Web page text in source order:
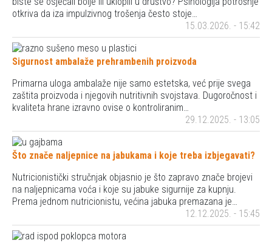
otkriva da iza impulzivnog trošenja često stoje…
15.03.2026. - 15:42
Sigurnost ambalaže prehrambenih proizvoda
Primarna uloga ambalaže nije samo estetska, već prije svega
zaštita proizvoda i njegovih nutritivnih svojstava. Dugoročnost i
kvaliteta hrane izravno ovise o kontroliranim…
29.12.2025. - 13:05
Što znače naljepnice na jabukama i koje treba izbjegavati?
Nutricionistički stručnjak objasnio je što zapravo znače brojevi
na naljepnicama voća i koje su jabuke sigurnije za kupnju.
Prema jednom nutricionistu, većina jabuka premazana je…
12.12.2025. - 15:45